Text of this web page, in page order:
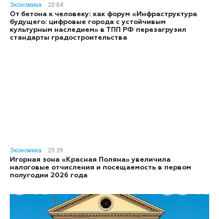
Экономика
20:04
От бетона к человеку: как форум «Инфраструктура
будущего: цифровые города с устойчивым
культурным наследием» в ТПП РФ перезагрузил
стандарты градостроительства
Экономика
20:39
Игорная зона «Красная Поляна» увеличила
налоговые отчисления и посещаемость в первом
полугодии 2026 года